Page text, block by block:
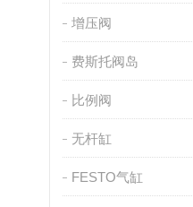
增压阀
费斯托阀岛
比例阀
无杆缸
FESTO气缸